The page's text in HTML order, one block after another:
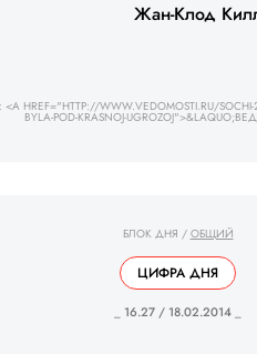
Жан-Клод
WWW.VEDOMOSTI.RU/SOCHI-
BYLA-POD-KRASNOJ-
БЛОК ДНЯ / ОБЩИЙ
ЦИФРА ДНЯ
_ 16.27 / 18.02.2014 _